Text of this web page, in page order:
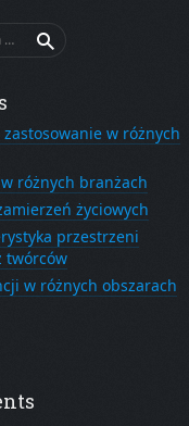
w różnych
różnych branżach
życiowych
przestrzeni
twórców
w różnych obszarach